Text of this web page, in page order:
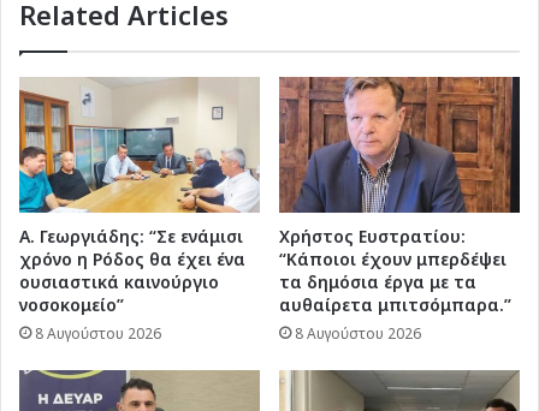
νοσοκομεία
Δωδεκανήσου»
Related Articles
Α. Γεωργιάδης: “Σε ενάμισι
χρόνο η Ρόδος θα έχει ένα
ουσιαστικά καινούργιο
νοσοκομείο”
8 Αυγούστου 2026
Χρήστος Ευστρατίου:
“Κάποιοι έχουν μπερδέψει
τα δημόσια έργα με τα
αυθαίρετα μπιτσόμπαρα.”
8 Αυγούστου 2026